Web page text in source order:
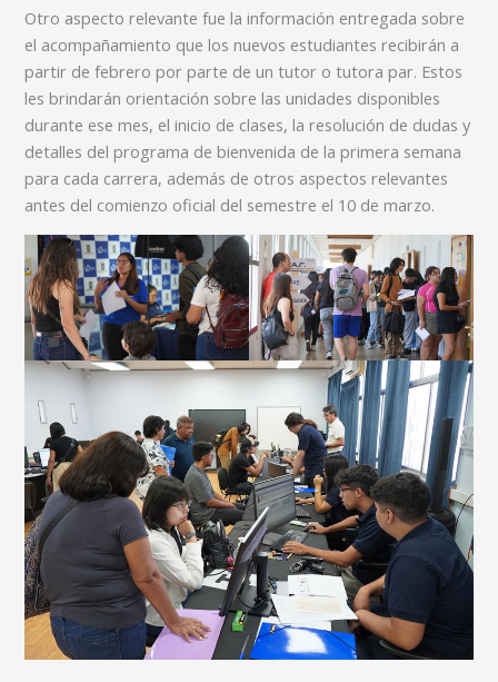
Otro aspecto relevante fue la información entregada sobre
el acompañamiento que los nuevos estudiantes recibirán a
partir de febrero por parte de un tutor o tutora par. Estos
les brindarán orientación sobre las unidades disponibles
durante ese mes, el inicio de clases, la resolución de dudas y
detalles del programa de bienvenida de la primera semana
para cada carrera, además de otros aspectos relevantes
antes del comienzo oficial del semestre el 10 de marzo.